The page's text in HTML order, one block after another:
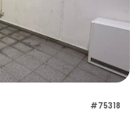
#75318